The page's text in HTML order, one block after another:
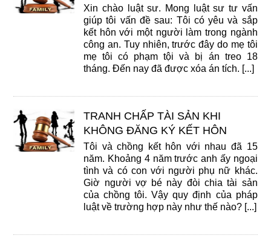
Xin chào luật sư. Mong luật sư tư vấn
giúp tôi vấn đề sau: Tôi có yêu và sắp
kết hôn với một người làm trong ngành
công an. Tuy nhiên, trước đây do mẹ tôi
mẹ tôi có phạm tội và bị án treo 18
tháng. Đến nay đã được xóa án tích. [...]
TRANH CHẤP TÀI SẢN KHI
KHÔNG ĐĂNG KÝ KẾT HÔN
Tôi và chồng kết hôn với nhau đã 15
năm. Khoảng 4 năm trước anh ấy ngoại
tình và có con với người phụ nữ khác.
Giờ người vợ bé này đòi chia tài sản
của chồng tôi. Vậy quy định của pháp
luật về trường hợp này như thế nào? [...]